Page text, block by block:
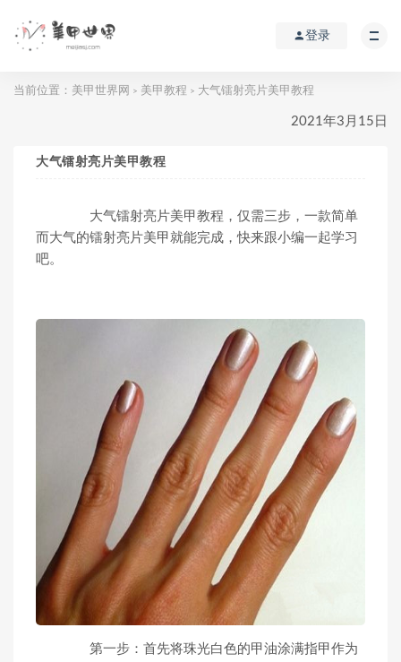
登录
当前位置： 美甲世界网 > 美甲教程 > 大气镭射亮片美甲教程
2021年3月15日
大气镭射亮片美甲教程
大气镭射亮片美甲教程，仅需三步，一款简单
而大气的镭射亮片美甲就能完成，快来跟小编一起学习
吧。
第一步：首先将珠光白色的甲油涂满指甲作为